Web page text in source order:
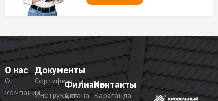
О нас
О
компании
Документы
Сертификаты
Инструкции
Филиалы
Астана
Контакты
Караганда